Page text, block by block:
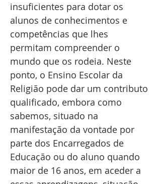
insuficientes para dotar os
alunos de conhecimentos e
competências que lhes
permitam compreender o
mundo que os rodeia. Neste
ponto, o Ensino Escolar da
Religião pode dar um contributo
qualificado, embora como
sabemos, situado na
manifestação da vontade por
parte dos Encarregados de
Educação ou do aluno quando
maior de 16 anos, em aceder a